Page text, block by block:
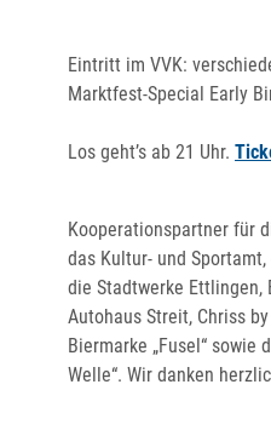
Eintritt im VVK:
Marktfest-Special Early
Los geht’s ab 21 Uhr.
Kooperationspartner für
das Kultur- und
die Stadtwerke Ettlingen,
Autohaus Streit, Chriss
Biermarke „Fusel“ sowie
Welle“. Wir danken